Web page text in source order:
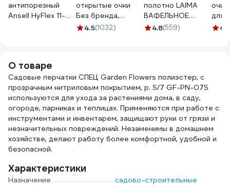
антипорезный
Ansell HyFlex 11-
открытые очки
Без бренда,
поликарбонатные,
4.5(1032)
полотно LAIMA
ВАФЕЛЬНОЕ
отбеленное,
4.8(559)
для
4.2
О товаре
Садовые перчатки СПЕЦ Garden Flowers полиэстер, с
прозрачным нитриловым покрытием, р. S/7 GF-PN-07S
используются для ухода за растениями дома, в саду,
огороде, парниках и теплицах. Применяются при работе с
инструментами и инвентарем, защищают руки от грязи и
незначительных повреждений. Незаменимы в домашнем
хозяйстве, делают работу более комфортной, удобной и
безопасной.
Характеристики
Назначение
садово-строительные